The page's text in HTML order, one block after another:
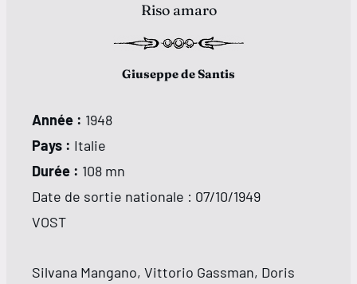
Riso amaro
Giuseppe de Santis
Année : 1948
Pays : Italie
Durée : 108 mn
Date de sortie nationale : 07/10/1949
VOST
Silvana Mangano, Vittorio Gassman, Doris